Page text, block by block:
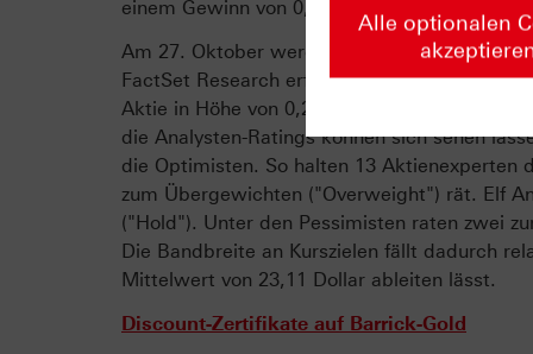
einem Gewinn von 0,21 USD je Aktie.
Am 27. Oktober werden die Kanadier
FactSet Research erfassten
Aktie in Höhe von 0,21 Dollar, nachdem im
die Analysten-Ratings können sich sehen
die Optimisten. So halten 13 Aktienexperten
zum Übergewichten ("Overweight") rät. Elf
("Hold"). Unter den Pessimisten raten zwei
Die Bandbreite an Kurszielen fällt dadurch
Mittelwert von 23,11 Dollar ableiten lässt.
Discount-Zertifikate auf Barrick-Gold
Alle optionalen